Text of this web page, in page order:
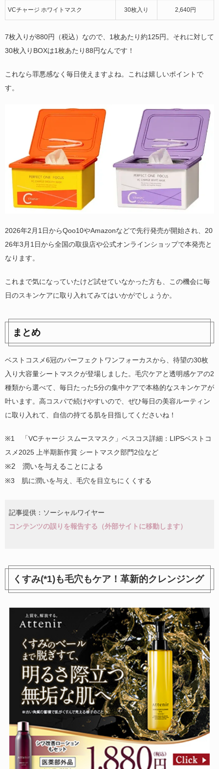
VCチャージ ホワイトマスク 30枚入り 2,640円
7枚入りが880円（税込）なので、1枚あたり約125円。それに対して
30枚入りBOXは1枚あたり88円なんです！
これなら罪悪感なく毎日使えますよね。これは嬉しいポイントで
す。
2026年2月1日からQoo10やAmazonなどで先行発売が開始され、20
26年3月1日から全国の取扱店や公式オンラインショップで本発売と
なります。
これまで気になっていたけど試せていなかった方も、この機会に毎
日のスキンケアに取り入れてみてはいかがでしょうか。
まとめ
ベストコスメ6冠のパーフェクトワンフォーカスから、待望の30枚
入り大容量シートマスクが登場しました。毛穴ケアと透明感ケアの2
種類から選べて、毎日たった5分の集中ケアで本格的なスキンケアが
叶います。高コスパで続けやすいので、ぜひ毎日の美容ルーティン
に取り入れて、自信の持てる肌を目指してくださいね！
※1 「VCチャージ スムースマスク」ベスコス詳細：LIPSベストコ
スメ2025 上半期新作賞 シートマスク部門2位など
※2 潤いを与えることによる
※3 肌に潤いを与え、毛穴を目立ちにくくする
記事提供：ソーシャルワイヤー
コンテンツの誤りを報告する（外部サイトに移動します）
くすみ(*1)も毛穴もケア！革新的クレンジング